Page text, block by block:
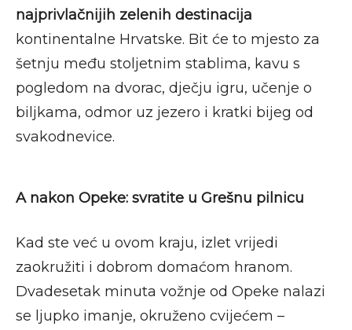
najprivlačnijih zelenih destinacija
kontinentalne Hrvatske. Bit će to mjesto za
šetnju među stoljetnim stablima, kavu s
pogledom na dvorac, dječju igru, učenje o
biljkama, odmor uz jezero i kratki bijeg od
svakodnevice.
A nakon Opeke: svratite u Grešnu pilnicu
Kad ste već u ovom kraju, izlet vrijedi
zaokružiti i dobrom domaćom hranom.
Dvadesetak minuta vožnje od Opeke nalazi
se ljupko imanje, okruženo cvijećem –